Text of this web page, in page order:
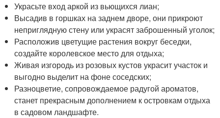
Украсьте вход аркой из вьющихся лиан;
Высадив в горшках на заднем дворе, они прикроют
неприглядную стену или украсят заброшенный уголок;
Расположив цветущие растения вокруг беседки,
создайте королевское место для отдыха;
Живая изгородь из розовых кустов украсит участок и
выгодно выделит на фоне соседских;
Разноцветие, сопровождаемое радугой ароматов,
станет прекрасным дополнением к островкам отдыха
в садовом ландшафте.